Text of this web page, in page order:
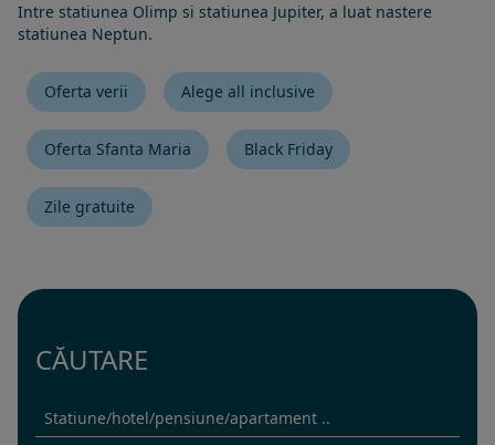
Intre statiunea Olimp si statiunea Jupiter, a luat nastere
statiunea Neptun.
Oferta verii Alege all inclusive
Oferta Sfanta Maria Black Friday
Zile gratuite
CĂUTARE